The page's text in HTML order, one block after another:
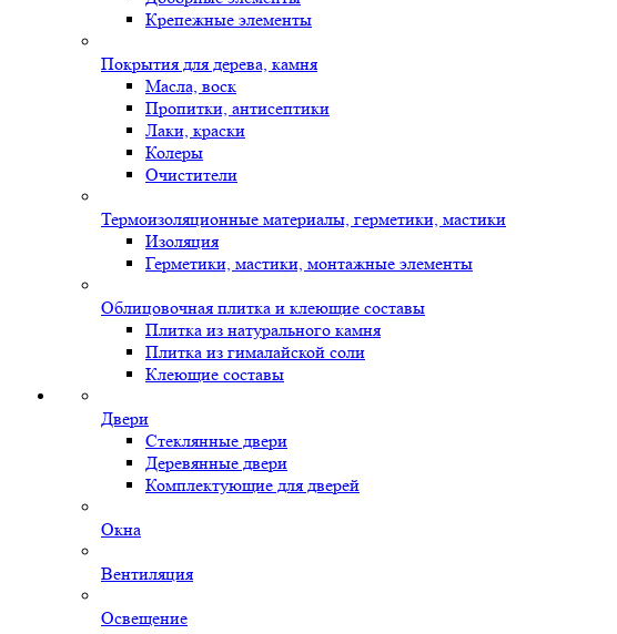
Крепежные элементы
Покрытия для дерева, камня
Масла, воск
Пропитки, антисептики
Лаки, краски
Колеры
Очистители
Термоизоляционные материалы, герметики, мастики
Изоляция
Герметики, мастики, монтажные элементы
Облицовочная плитка и клеющие составы
Плитка из натурального камня
Плитка из гималайской соли
Клеющие составы
Двери
Стеклянные двери
Деревянные двери
Комплектующие для дверей
Окна
Вентиляция
Освещение